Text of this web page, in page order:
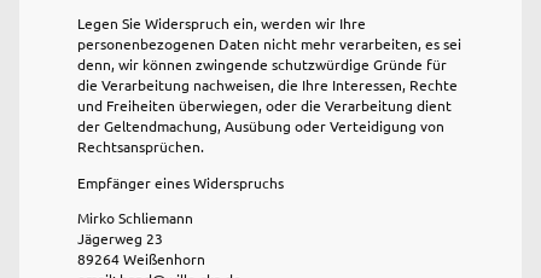
Legen Sie Widerspruch ein, werden wir Ihre
personenbezogenen Daten nicht mehr verarbeiten, es sei
denn, wir können zwingende schutzwürdige Gründe für
die Verarbeitung nachweisen, die Ihre Interessen, Rechte
und Freiheiten überwiegen, oder die Verarbeitung dient
der Geltendmachung, Ausübung oder Verteidigung von
Rechtsansprüchen.
Empfänger eines Widerspruchs
Mirko Schliemann
Jägerweg 23
89264 Weißenhorn